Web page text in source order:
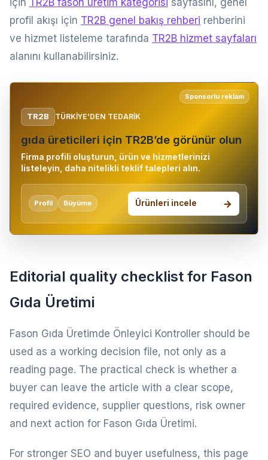
profil akışı için TR2B genel bakış rehberi rehberini
ve hizmet listeleme tarafında TR2B hizmet sayfaları
alanını kullanabilirsiniz.
Sponsorlu reklam
TR2B TÜRKIYE’DEN TEDARIK
gıda üreticileri için TR2B’de görünür olun
Firma profili oluşturun, ürün ve hizmetlerinizi
listeleyin, daha nitelikli teklif talepleri alın.
Profil Büyüme Ürünleri incele
Editorial quality checklist for Fason
Gıda Üretimi
Fason Gıda Üretimde Önleyici Kontroller should be
used as a working decision file, not only as a
reading page. The practical check is whether a
buyer can leave the article with a clear scope,
required evidence, supplier questions, risk owner
and next action for Fason Gıda Üretimi.
For stronger SEO and buyer usefulness, this page